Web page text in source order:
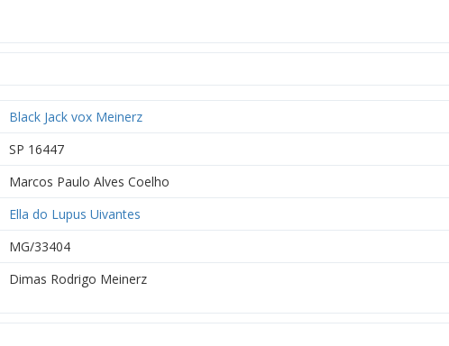
Black Jack vox Meinerz
SP 16447
Marcos Paulo Alves Coelho
Ella do Lupus Uivantes
MG/33404
Dimas Rodrigo Meinerz